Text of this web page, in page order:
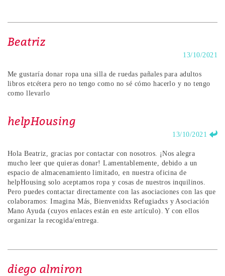
Beatriz
13/10/2021
Me gustaría donar ropa una silla de ruedas pañales para adultos
libros etcétera pero no tengo como no sé cómo hacerlo y no tengo
como llevarlo
helpHousing
13/10/2021
Hola Beatriz, gracias por contactar con nosotros. ¡Nos alegra
mucho leer que quieras donar! Lamentablemente, debido a un
espacio de almacenamiento limitado, en nuestra oficina de
helpHousing solo aceptamos ropa y cosas de nuestros inquilinos.
Pero puedes contactar directamente con las asociaciones con las que
colaboramos: Imagina Más, Bienvenidxs Refugiadxs y Asociación
Mano Ayuda (cuyos enlaces están en este artículo). Y con ellos
organizar la recogida/entrega.
diego almiron